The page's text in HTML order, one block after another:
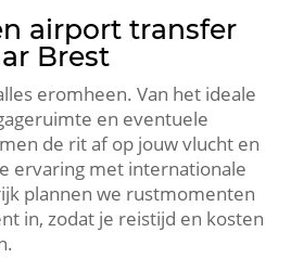
airport transfer
Brest
eromheen. Van het ideale
en eventuele
de rit af op jouw vlucht en
ervaring met internationale
plannen we rustmomenten
in, zodat je reistijd en kosten